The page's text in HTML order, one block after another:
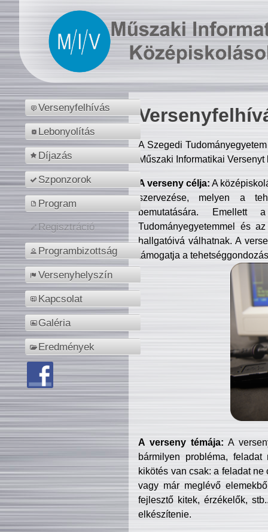
Versenyfelhívás
Lebonyolítás
Díjazás
Szponzorok
Program
Regisztráció
Programbizottság
Versenyhelyszín
Kapcsolat
Galéria
Eredmények
A Szegedi
Műszaki Informatikai
A verseny célja: A
szervezése, melyen a
bemutatására. Emellett
Tudományegyetemmel és
hallgatóivá válhatnak. A
támogatja a
A verseny témája: A
bármilyen probléma, feladat
kikötés van csak: a feladat
vagy már meglévő
fejlesztő kitek, érzékelők,
elkészítenie.